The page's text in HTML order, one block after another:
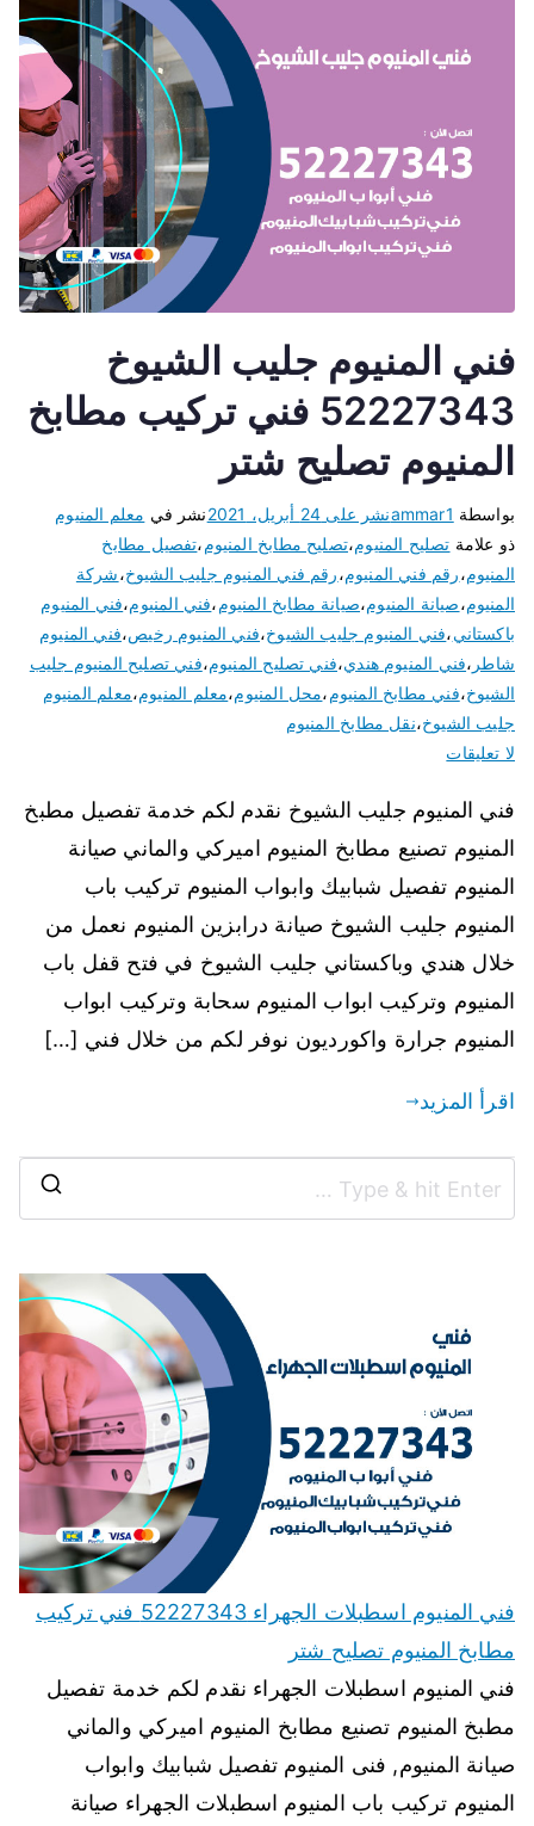
فني المنيوم جليب الشيوخ
52227343 فني تركيب مطابخ
المنيوم تصليح شتر
بواسطة ammar1نشر على 24 أبريل، 2021 نشر في معلم المنيوم
ذو علامة تصليح المنيوم،تصليح مطابخ المنيوم،تفصيل مطابخ
المنيوم،رقم فني المنيوم،رقم فني المنيوم جليب الشيوخ،شركة
المنيوم،صيانة المنيوم،صيانة مطابخ المنيوم،فني المنيوم،فني المنيوم
باكستاني،فني المنيوم جليب الشيوخ،فني المنيوم رخيص،فني المنيوم
شاطر ،فني المنيوم هندي،فني تصليح المنيوم،فني تصليح المنيوم جليب
الشيوخ،فني مطابخ المنيوم،محل المنيوم،معلم المنيوم،معلم المنيوم
جليب الشيوخ،نقل مطابخ المنيوم
لا تعليقات
فني المنيوم جليب الشيوخ نقدم لكم خدمة تفصيل مطبخ
المنيوم تصنيع مطابخ المنيوم اميركي والماني صيانة
المنيوم تفصيل شبابيك وابواب المنيوم تركيب باب
المنيوم جليب الشيوخ صيانة درابزين المنيوم نعمل من
خلال هندي وباكستاني جليب الشيوخ في فتح قفل باب
المنيوم وتركيب ابواب المنيوم سحابة وتركيب ابواب
المنيوم جرارة واكورديون نوفر لكم من خلال فني […]
اقرأ المزيد
فني المنيوم اسطبلات الجهراء 52227343 فني تركيب
مطابخ المنيوم تصليح شتر
فني المنيوم اسطبلات الجهراء نقدم لكم خدمة تفصيل
مطبخ المنيوم تصنيع مطابخ المنيوم اميركي والماني
صيانة المنيوم, فنى المنيوم تفصيل شبابيك وابواب
المنيوم تركيب باب المنيوم اسطبلات الجهراء صيانة